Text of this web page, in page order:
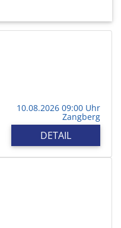
10.08.2026 09:00 Uhr
Zangberg
DETAIL